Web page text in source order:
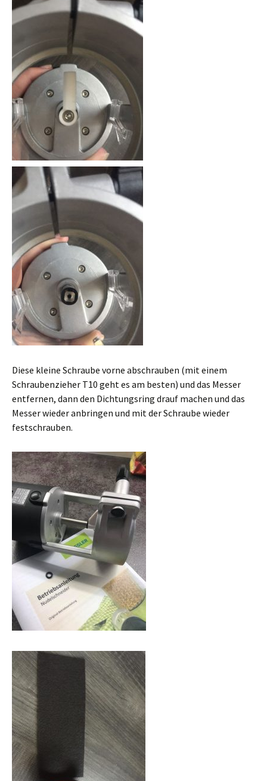
Diese kleine Schraube vorne abschrauben (mit einem
Schraubenzieher T10 geht es am besten) und das Messer
entfernen, dann den Dichtungsring drauf machen und das
Messer wieder anbringen und mit der Schraube wieder
festschrauben.